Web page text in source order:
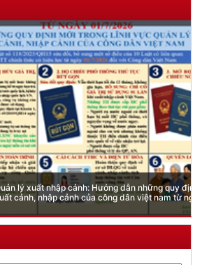
cảnh: Hướng dẫn những quy định mới trong lĩnh
của công dân việt nam từ ngày 01/7/2026